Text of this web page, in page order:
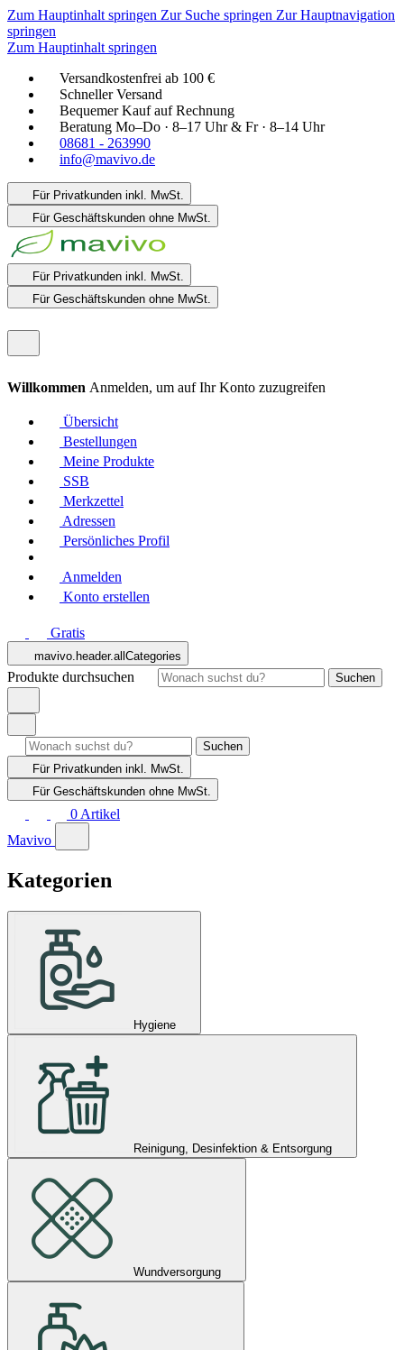
Zum Hauptinhalt springen Zur Suche springen Zur Hauptnavigation
springen
Zum Hauptinhalt springen
Versandkostenfrei ab 100 €
Schneller Versand
Bequemer Kauf auf Rechnung
Beratung Mo–Do · 8–17 Uhr & Fr · 8–14 Uhr
08681 - 263990
info@mavivo.de
Für Privatkunden inkl. MwSt.
Für Geschäftskunden ohne MwSt.
Für Privatkunden inkl. MwSt.
Für Geschäftskunden ohne MwSt.
Willkommen Anmelden, um auf Ihr Konto zuzugreifen
Übersicht
Bestellungen
Meine Produkte
SSB
Merkzettel
Adressen
Persönliches Profil
Anmelden
Konto erstellen
Gratis
mavivo.header.allCategories
Produkte durchsuchen Suchen
Suchen
Für Privatkunden inkl. MwSt.
Für Geschäftskunden ohne MwSt.
0 Artikel
Mavivo
Kategorien
Hygiene
Reinigung, Desinfektion & Entsorgung
Wundversorgung